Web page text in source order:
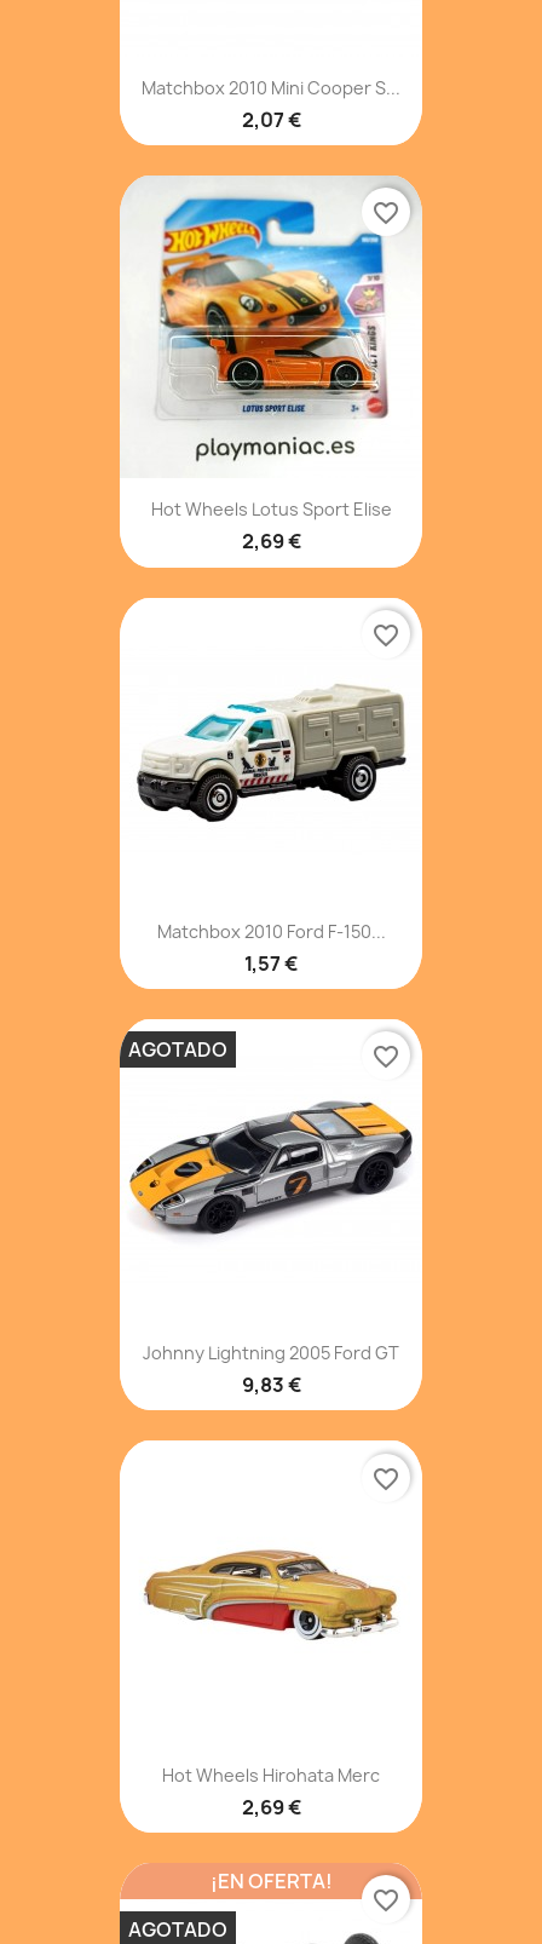
Matchbox 2010 Mini Cooper S...
2,07 €
Hot Wheels Lotus Sport Elise
2,69 €
favorite_border
Matchbox 2010 Ford F-150...
1,57 €
favorite_border
Johnny Lightning 2005 Ford GT
9,83 €
AGOTADO favorite_border
Hot Wheels Hirohata Merc
2,69 €
favorite_border
¡EN OFERTA!
AGOTADO
favorite_border